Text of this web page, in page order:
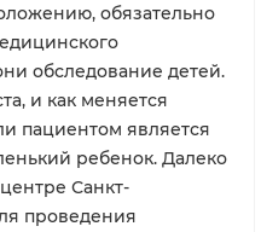
обязательно
обследование детей.
и как меняется
пациентом является
ребенок. Далеко
Санкт-
проведения